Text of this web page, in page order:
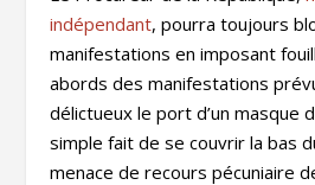
indépendant, pourra toujours
manifestations en imposant
abords des manifestations
délictueux le port d’un masque
simple fait de se couvrir la bas
menace de recours pécuniaire